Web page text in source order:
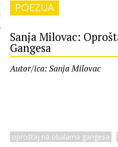
POEZIJA
Sanja Milovac:
Gangesa
Autor/ica: Sanja Milovac
oproštaj na obalama gangesa